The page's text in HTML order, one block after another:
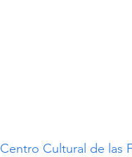
Centro Cultural de las